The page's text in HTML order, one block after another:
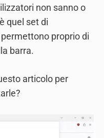
non sanno o
quel set di
proprio di
barra.
articolo per